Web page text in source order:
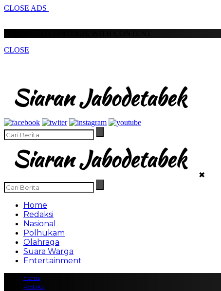
CLOSE ADS
CLOSE
✖
Home
Redaksi
Nasional
Polhukam
Olahraga
Suara Warga
Entertainment
Home
Redaksi